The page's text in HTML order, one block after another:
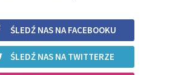
ŚLEDŹ NAS NA FACEBOOKU
ŚLEDŹ NAS NA TWITTERZE